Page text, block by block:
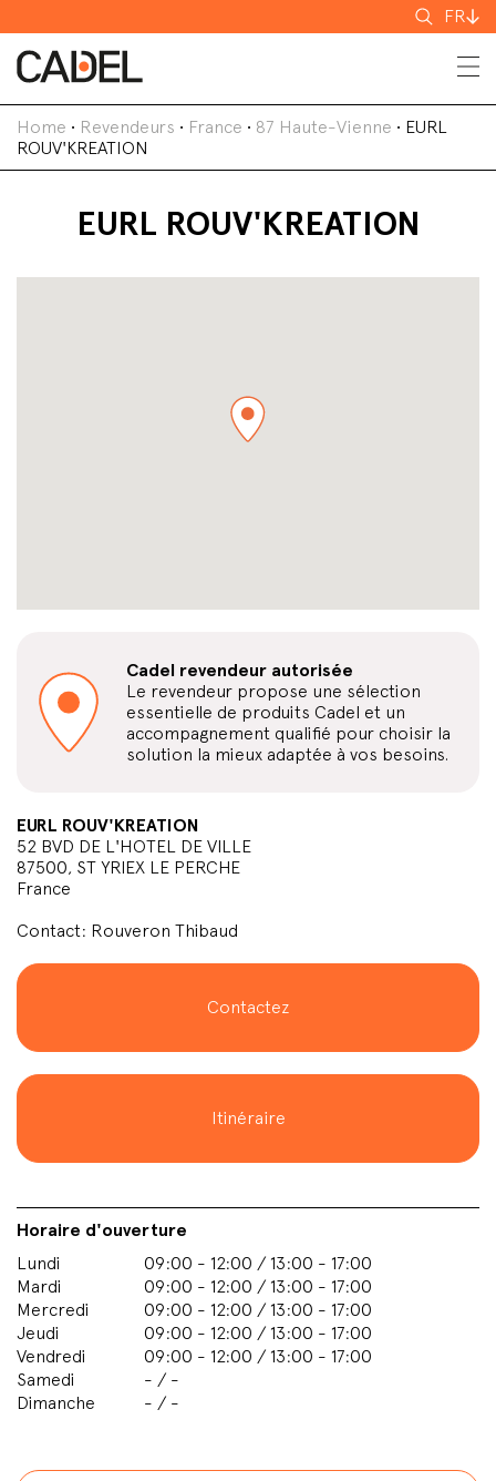
FR
Home • Revendeurs • France • 87 Haute-Vienne • EURL
ROUV'KREATION
EURL ROUV'KREATION
Cadel revendeur autorisée
Le revendeur propose une sélection
essentielle de produits Cadel et un
accompagnement qualifié pour choisir la
solution la mieux adaptée à vos besoins.
EURL ROUV'KREATION
52 BVD DE L'HOTEL DE VILLE
87500, ST YRIEX LE PERCHE
France
Contact: Rouveron Thibaud
Contactez
Itinéraire
Horaire d'ouverture
Lundi
09:00 - 12:00 / 13:00 - 17:00
Mardi
09:00 - 12:00 / 13:00 - 17:00
Mercredi
09:00 - 12:00 / 13:00 - 17:00
Jeudi
09:00 - 12:00 / 13:00 - 17:00
Vendredi
09:00 - 12:00 / 13:00 - 17:00
Samedi
- / -
Dimanche
- / -